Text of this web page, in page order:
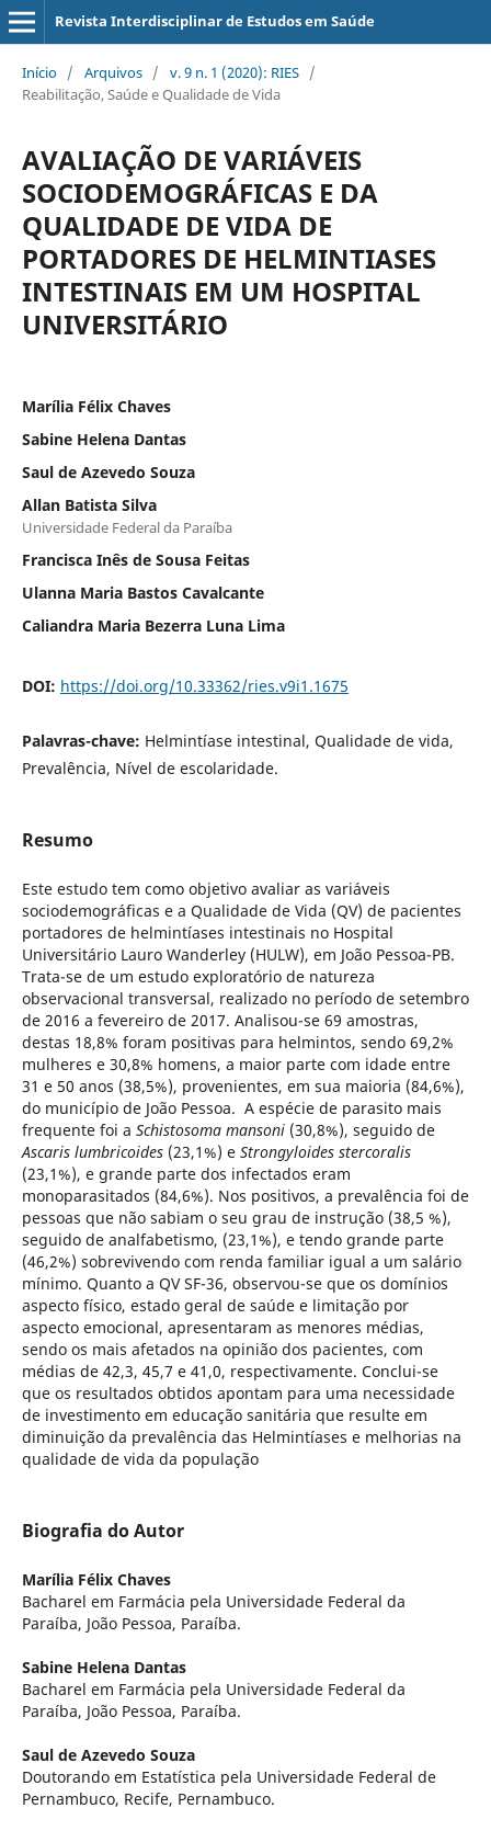
Revista Interdisciplinar de Estudos em Saúde
Início / Arquivos / v. 9 n. 1 (2020): RIES /
Reabilitação, Saúde e Qualidade de Vida
AVALIAÇÃO DE VARIÁVEIS
SOCIODEMOGRÁFICAS E DA
QUALIDADE DE VIDA DE
PORTADORES DE HELMINTIASES
INTESTINAIS EM UM HOSPITAL
UNIVERSITÁRIO
Marília Félix Chaves
Sabine Helena Dantas
Saul de Azevedo Souza
Allan Batista Silva
Universidade Federal da Paraíba
Francisca Inês de Sousa Feitas
Ulanna Maria Bastos Cavalcante
Caliandra Maria Bezerra Luna Lima
DOI: https://doi.org/10.33362/ries.v9i1.1675
Palavras-chave: Helmintíase intestinal, Qualidade de vida,
Prevalência, Nível de escolaridade.
Resumo
Este estudo tem como objetivo avaliar as variáveis
sociodemográficas e a Qualidade de Vida (QV) de pacientes
portadores de helmintíases intestinais no Hospital
Universitário Lauro Wanderley (HULW), em João Pessoa-PB.
Trata-se de um estudo exploratório de natureza
observacional transversal, realizado no período de setembro
de 2016 a fevereiro de 2017. Analisou-se 69 amostras,
destas 18,8% foram positivas para helmintos, sendo 69,2%
mulheres e 30,8% homens, a maior parte com idade entre
31 e 50 anos (38,5%), provenientes, em sua maioria (84,6%),
do município de João Pessoa. A espécie de parasito mais
frequente foi a Schistosoma mansoni (30,8%), seguido de
Ascaris lumbricoides (23,1%) e Strongyloides stercoralis
(23,1%), e grande parte dos infectados eram
monoparasitados (84,6%). Nos positivos, a prevalência foi de
pessoas que não sabiam o seu grau de instrução (38,5 %),
seguido de analfabetismo, (23,1%), e tendo grande parte
(46,2%) sobrevivendo com renda familiar igual a um salário
mínimo. Quanto a QV SF-36, observou-se que os domínios
aspecto físico, estado geral de saúde e limitação por
aspecto emocional, apresentaram as menores médias,
sendo os mais afetados na opinião dos pacientes, com
médias de 42,3, 45,7 e 41,0, respectivamente. Conclui-se
que os resultados obtidos apontam para uma necessidade
de investimento em educação sanitária que resulte em
diminuição da prevalência das Helmintíases e melhorias na
qualidade de vida da população
Biografia do Autor
Marília Félix Chaves
Bacharel em Farmácia pela Universidade Federal da
Paraíba, João Pessoa, Paraíba.
Sabine Helena Dantas
Bacharel em Farmácia pela Universidade Federal da
Paraíba, João Pessoa, Paraíba.
Saul de Azevedo Souza
Doutorando em Estatística pela Universidade Federal de
Pernambuco, Recife, Pernambuco.